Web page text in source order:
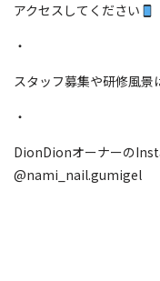
アクセスしてください
・
スタッフ募集や研修風
・
DionDionオーナーの
@nami_nail.gumigel